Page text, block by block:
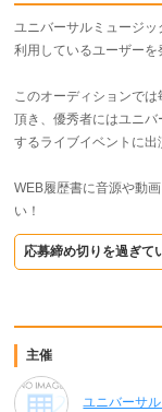
ユニバーサルミュージ
利用しているユーザーを
このオーディションで
頂き、優秀者にはユニ
するライブイベントに出
WEB履歴書に音源や動
い！
応募締め切りを過ぎて
主催
ユニバーサ